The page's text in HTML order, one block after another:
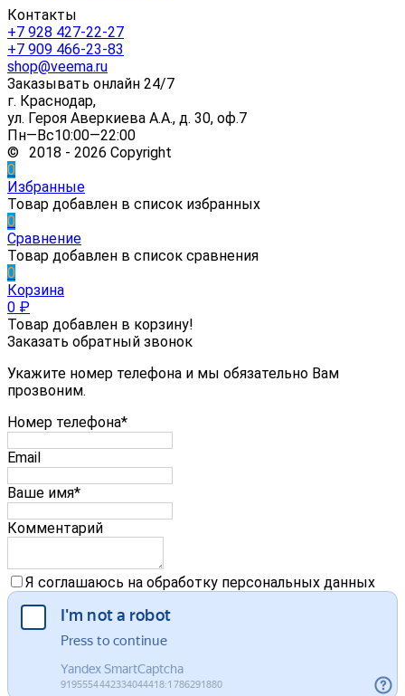
Контакты
+7 928 427-22-27
+7 909 466-23-83
shop@veema.ru
Заказывать онлайн 24/7
г. Краснодар,
ул. Героя Аверкиева А.А., д. 30, оф.7
Пн—Вс10:00—22:00
© 2018 - 2026 Copyright
0
Избранные
Товар добавлен в список избранных
0
Сравнение
Товар добавлен в список сравнения
0
Корзина
0 ₽
Товар добавлен в корзину!
Заказать обратный звонок
Укажите номер телефона и мы обязательно Вам
прозвоним.
Номер телефона*
Email
Ваше имя*
Комментарий
Я соглашаюсь на обработку персональных данных